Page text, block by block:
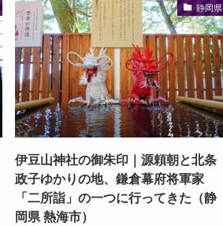
静岡県
伊豆山神社の御朱印｜源頼朝と北条
政子ゆかりの地、鎌倉幕府将軍家
「二所詣」の一つに行ってきた（静
岡県 熱海市）